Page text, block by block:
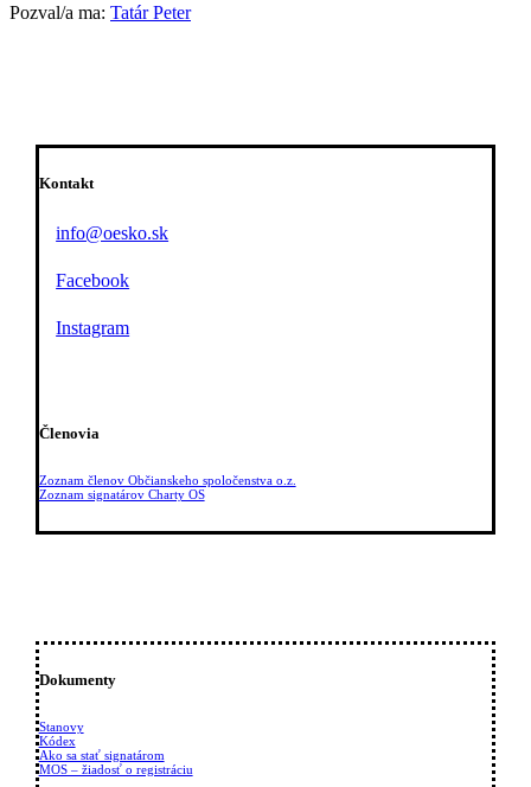
Pozval/a ma: Tatár Peter
Kontakt
info@oesko.sk
Facebook
Instagram
Členovia
Zoznam členov Občianskeho spoločenstva o.z.
Zoznam signatárov Charty OS
Dokumenty
Stanovy
Kódex
Ako sa stať signatárom
MOS – žiadosť o registráciu